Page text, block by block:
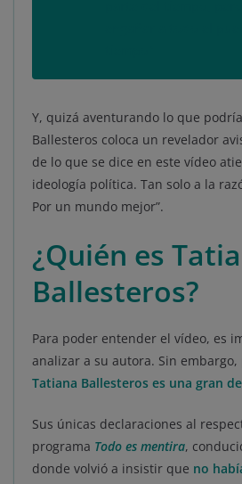
Y, quizá aventurando lo que
Ballesteros coloca un revelador
de lo que se dice en este vídeo
ideología política. Tan solo a la
Por un mundo mejor”.
¿Quién es
Ballesteros?
Para poder entender el vídeo, es
analizar a su autora. Sin
Tatiana Ballesteros es una gran
Sus únicas declaraciones al
programa Todo es mentira,
donde volvió a insistir que no